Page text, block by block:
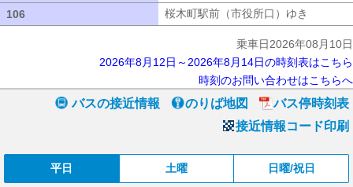
106
桜木町駅前（市役所口）ゆき
乗車日2026年08月10日
2026年8月12日～2026年8月14日の時刻表はこちら
時刻のお問い合わせはこちらへ
バスの接近情報 のりば地図
バス停時刻表
接近情報コード印刷
平日 土曜 日曜/祝日